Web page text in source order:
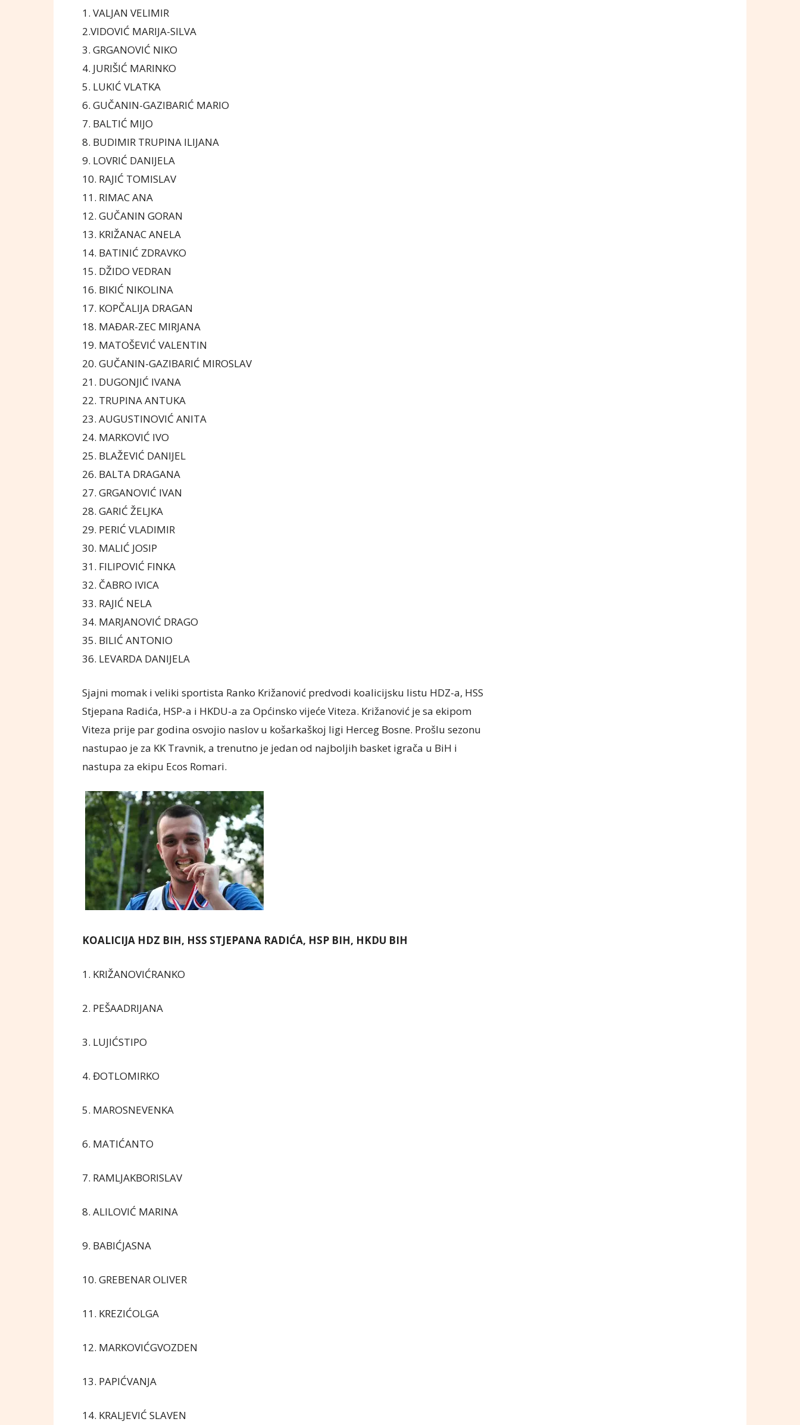
1. VALJAN VELIMIR
2.VIDOVIĆ MARIJA-SILVA
3. GRGANOVIĆ NIKO
4. JURIŠIĆ MARINKO
5. LUKIĆ VLATKA
6. GUČANIN-GAZIBARIĆ MARIO
7. BALTIĆ MIJO
8. BUDIMIR TRUPINA ILIJANA
9. LOVRIĆ DANIJELA
10. RAJIĆ TOMISLAV
11. RIMAC ANA
12. GUČANIN GORAN
13. KRIŽANAC ANELA
14. BATINIĆ ZDRAVKO
15. DŽIDO VEDRAN
16. BIKIĆ NIKOLINA
17. KOPČALIJA DRAGAN
18. MAĐAR-ZEC MIRJANA
19. MATOŠEVIĆ VALENTIN
20. GUČANIN-GAZIBARIĆ MIROSLAV
21. DUGONJIĆ IVANA
22. TRUPINA ANTUKA
23. AUGUSTINOVIĆ ANITA
24. MARKOVIĆ IVO
25. BLAŽEVIĆ DANIJEL
26. BALTA DRAGANA
27. GRGANOVIĆ IVAN
28. GARIĆ ŽELJKA
29. PERIĆ VLADIMIR
30. MALIĆ JOSIP
31. FILIPOVIĆ FINKA
32. ČABRO IVICA
33. RAJIĆ NELA
34. MARJANOVIĆ DRAGO
35. BILIĆ ANTONIO
36. LEVARDA DANIJELA
Sjajni momak i veliki sportista Ranko Križanović predvodi koalicijsku listu HDZ-a, HSS
Stjepana Radića, HSP-a i HKDU-a za Općinsko vijeće Viteza. Križanović je sa ekipom
Viteza prije par godina osvojio naslov u košarkaškoj ligi Herceg Bosne. Prošlu sezonu
nastupao je za KK Travnik, a trenutno je jedan od najboljih basket igrača u BiH i
nastupa za ekipu Ecos Romari.
KOALICIJA HDZ BIH, HSS STJEPANA RADIĆA, HSP BIH, HKDU BIH
1. KRIŽANOVIĆRANKO
2. PEŠAADRIJANA
3. LUJIĆSTIPO
4. ĐOTLOMIRKO
5. MAROSNEVENKA
6. MATIĆANTO
7. RAMLJAKBORISLAV
8. ALILOVIĆ MARINA
9. BABIĆJASNA
10. GREBENAR OLIVER
11. KREZIĆOLGA
12. MARKOVIĆGVOZDEN
13. PAPIĆVANJA
14. KRALJEVIĆ SLAVEN